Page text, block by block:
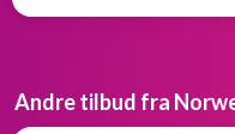
Andre tilbud fra